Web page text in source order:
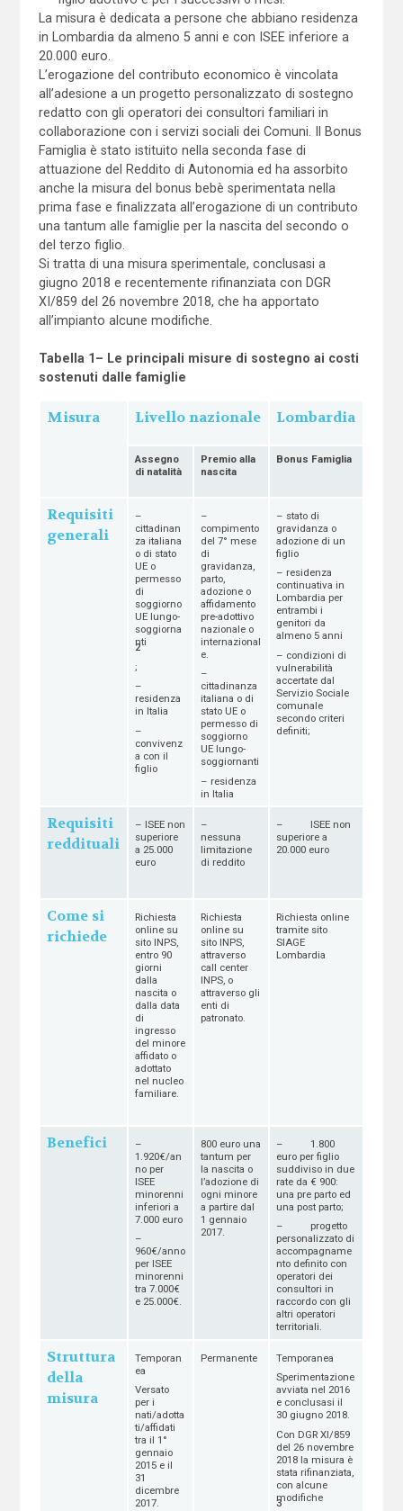
La misura è dedicata a persone che abbiano residenza
in Lombardia da almeno 5 anni e con ISEE inferiore a
20.000 euro.
L’erogazione del contributo economico è vincolata
all’adesione a un progetto personalizzato di sostegno
redatto con gli operatori dei consultori familiari in
collaborazione con i servizi sociali dei Comuni. Il Bonus
Famiglia è stato istituito nella seconda fase di
attuazione del Reddito di Autonomia ed ha assorbito
anche la misura del bonus bebè sperimentata nella
prima fase e finalizzata all’erogazione di un contributo
una tantum alle famiglie per la nascita del secondo o
del terzo figlio.
Si tratta di una misura sperimentale, conclusasi a
giugno 2018 e recentemente rifinanziata con DGR
XI/859 del 26 novembre 2018, che ha apportato
all’impianto alcune modifiche.
Tabella 1 – Le principali misure di sostegno ai costi
sostenuti dalle famiglie
Misura Livello nazionale Lombardia
Assegno
di natalità
Premio alla
nascita
Bonus Famiglia
Requisiti
generali
–
cittadinan
za italiana
o di stato
UE o
permesso
di
soggiorno
UE lungo-
soggiorna
nti
2
;
–
residenza
in Italia
–
convivenz
a con il
figlio
–
compimento
del 7° mese
di
gravidanza,
parto,
adozione o
affidamento
pre-adottivo
nazionale o
internazional
e.
–
cittadinanza
italiana o di
stato UE o
permesso di
soggiorno
UE lungo-
soggiornanti
– residenza
in Italia
– stato di
gravidanza o
adozione di un
figlio
– residenza
continuativa in
Lombardia per
entrambi i
genitori da
almeno 5 anni
– condizioni di
vulnerabilità
accertate dal
Servizio Sociale
comunale
secondo criteri
definiti;
Requisiti
reddituali
– ISEE non
superiore
a 25.000
euro
–
nessuna
limitazione
di reddito
– ISEE non
superiore a
20.000 euro
Come si
richiede
Richiesta
online su
sito INPS,
entro 90
giorni
dalla
nascita o
dalla data
di
ingresso
del minore
affidato o
adottato
nel nucleo
familiare.
Richiesta
online su
sito INPS,
attraverso
call center
INPS, o
attraverso gli
enti di
patronato.
Richiesta online
tramite sito
SIAGE
Lombardia
Benefici
–
1.920€/an
no per
ISEE
minorenni
inferiori a
7.000 euro
–
960€/anno
per ISEE
minorenni
tra 7.000€
e 25.000€.
800 euro una
tantum per
la nascita o
l’adozione di
ogni minore
a partire dal
1 gennaio
2017.
– 1.800
euro per figlio
suddiviso in due
rate da € 900:
una pre parto ed
una post parto;
– progetto
personalizzato di
accompagname
nto definito con
operatori dei
consultori in
raccordo con gli
altri operatori
territoriali.
Struttura
della
misura
Temporan
ea
Versato
per i
nati/adotta
ti/affidati
tra il 1°
gennaio
2015 e il
31
dicembre
2017.
Permanente
Temporanea
Sperimentazione
avviata nel 2016
e conclusasi il
30 giugno 2018.
Con DGR XI/859
del 26 novembre
2018 la misura è
stata rifinanziata,
con alcune
modifiche
3